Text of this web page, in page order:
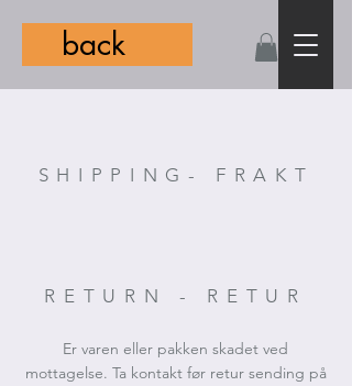
back
SHIPPING- FRAKT
RETURN - RETUR
Er varen eller pakken skadet ved
mottagelse. Ta kontakt før retur sending på